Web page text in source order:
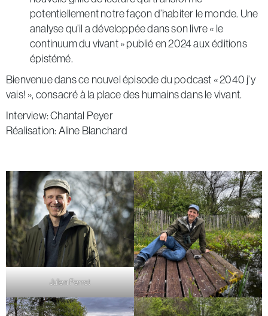
potentiellement notre façon d’habiter le monde. Une
analyse qu’il a développée dans son livre « le
continuum du vivant » publié en 2024 aux éditions
épistémé.
Bienvenue dans ce nouvel épisode du podcast « 2040 j’y
vais! », consacré à la place des humains dans le vivant.
Interview: Chantal Peyer
Réalisation: Aline Blanchard
Julien Perrot